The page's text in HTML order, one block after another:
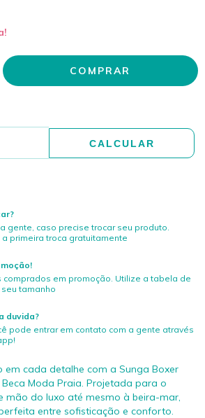
CALCULAR
gente, caso precise trocar seu produto.
primeira troca gratuitamente
comprados em promoção. Utilize a tabela de
tamanho
duvida?
pode entrar em contato com a gente através
em cada detalhe com a Sunga Boxer
Moda Praia. Projetada para o
mão do luxo até mesmo à beira-mar,
entre sofisticação e conforto.